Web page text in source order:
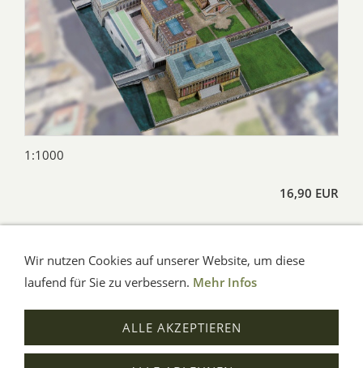
1:1000
16,90 EUR
AGB Impressum
Verbraucherhinweise
Datenschutz
Hilfe
© Aue-Verlag GmbH, Möckmühl
Verträge widerrufen
Wir nutzen Cookies auf unserer Website, um diese
laufend für Sie zu verbessern. Mehr Infos
ALLE AKZEPTIEREN